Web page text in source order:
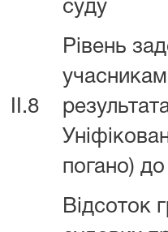
суду
II.8
Рівень
погано) до
Відсоток